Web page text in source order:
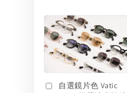
自選鏡片色 Vatic